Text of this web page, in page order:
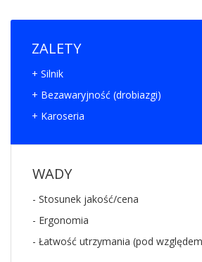
ZALETY
+ Silnik
+ Bezawaryjność (drobiazgi)
+ Karoseria
WADY
- Stosunek jakość/cena
- Ergonomia
- Łatwość utrzymania (pod